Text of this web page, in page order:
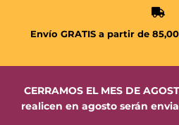
Envío GRATIS a partir de
CERRAMOS EL MES DE
realicen en agosto serán